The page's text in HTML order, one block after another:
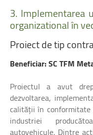
3. Implementarea
organizationalîn
Proiectdetip
Beneficiar: SC TFM
Proiectul a avut
dezvoltarea,
calității în
industriei
autovehicule. Dintre